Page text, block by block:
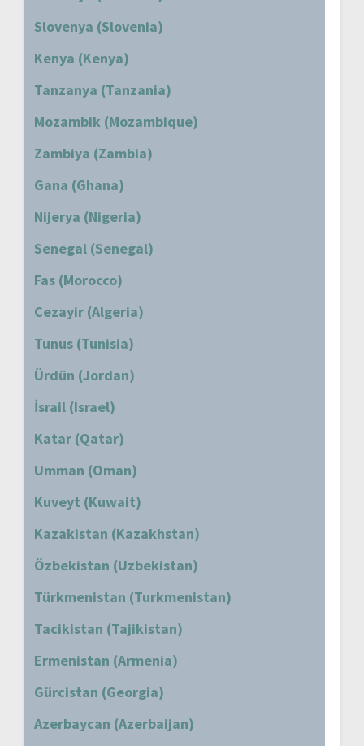
Slovenya (Slovenia)
Kenya (Kenya)
Tanzanya (Tanzania)
Mozambik (Mozambique)
Zambiya (Zambia)
Gana (Ghana)
Nijerya (Nigeria)
Senegal (Senegal)
Fas (Morocco)
Cezayir (Algeria)
Tunus (Tunisia)
Ürdün (Jordan)
İsrail (Israel)
Katar (Qatar)
Umman (Oman)
Kuveyt (Kuwait)
Kazakistan (Kazakhstan)
Özbekistan (Uzbekistan)
Türkmenistan (Turkmenistan)
Tacikistan (Tajikistan)
Ermenistan (Armenia)
Gürcistan (Georgia)
Azerbaycan (Azerbaijan)